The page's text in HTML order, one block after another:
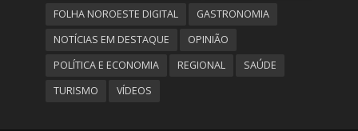
FOLHA NOROESTE DIGITAL
GASTRONOMIA
NOTÍCIAS EM DESTAQUE
OPINIÃO
POLÍTICA E ECONOMIA
REGIONAL
SAÚDE
TURISMO
VÍDEOS